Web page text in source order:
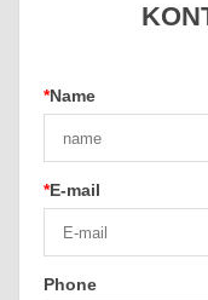
*Name
*E-mail
Phone